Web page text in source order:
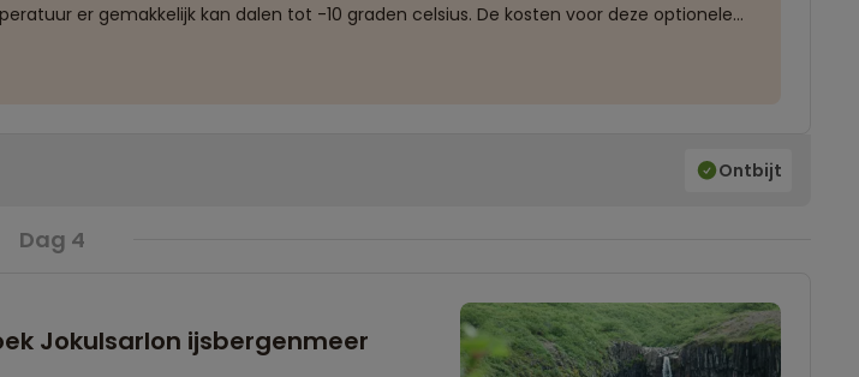
er gemakkelijk kan dalen tot -10 graden celsius. De kosten voor deze optionele
Ontbijt
Dag 4
Jokulsarlon ijsbergenmeer